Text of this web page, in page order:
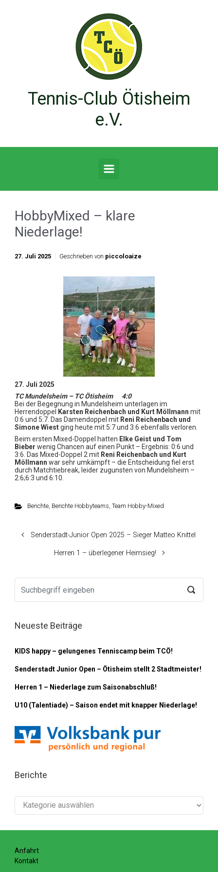
Tennis-Club Ötisheim
e.V.
HobbyMixed – klare
Niederlage!
27. Juli 2025 Geschrieben von piccoloaize
27. Juli 2025
TC Mundelsheim – TC Ötisheim 4:0
Bei der Begegnung in Mundelsheim unterlagen im
Herrendoppel
Karsten Reichenbach und Kurt Möllmann mit
0:6 und 5:7. Das Damendoppel mit Reni Reichenbach und
Simone Wiestging heute mit 5:7 und 3:6 ebenfalls verloren.
Beim ersten Mixed-Doppel hatten Elke Geist und Tom
Bieber wenig Chancen auf einen Punkt – Ergebnis: 0:6 und
3:6. Das Mixed-Doppel 2 mit Reni Reichenbach und Kurt
Möllmann war sehr umkämpft – die Entscheidung fiel erst
durch Matchtiebreak, leider zugunsten von Mundelsheim –
2:6;6:3 und 6:10.
Berichte, Berichte Hobbyteams, Team Hobby-Mixed
Senderstadt-Junior Open 2025 – Sieger Matteo Knittel
Herren 1 – überlegener Heimsieg!
Neueste Beiträge
KIDS happy – gelungenes Tenniscamp beim TCÖ!
Senderstadt Junior Open – Ötisheim stellt 2 Stadtmeister!
Herren 1 – Niederlage zum Saisonabschluß!
U10 (Talentiade) – Saison endet mit knapper Niederlage!
Berichte
Berichte
Anfahrt
Kontakt